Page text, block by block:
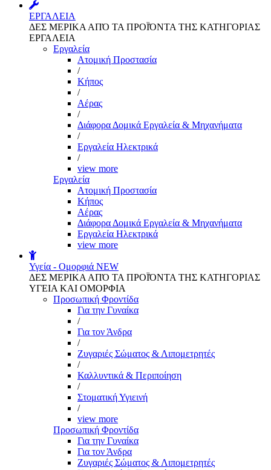
ΕΡΓΑΛΕΙΑ
ΔΕΣ ΜΕΡΙΚΑ ΑΠΌ ΤΑ ΠΡΟΪΌΝΤΑ ΤΗΣ ΚΑΤΗΓΟΡΙΑΣ
ΕΡΓΑΛΕΙΑ
Εργαλεία
Aτομική Προστασία
/
Kήπος
/
Αέρας
/
Διάφορα Δομικά Εργαλεία & Μηχανήματα
/
Εργαλεία Ηλεκτρικά
/
view more
Εργαλεία
Aτομική Προστασία
Kήπος
Αέρας
Διάφορα Δομικά Εργαλεία & Μηχανήματα
Εργαλεία Ηλεκτρικά
view more
Υγεία - Ομορφιά NEW
ΔΕΣ ΜΕΡΙΚΑ ΑΠΌ ΤΑ ΠΡΟΪΌΝΤΑ ΤΗΣ ΚΑΤΗΓΟΡΙΑΣ
ΥΓΕΙΑ ΚΑΙ ΟΜΟΡΦΙΑ
Προσωπική Φροντίδα
Για την Γυναίκα
/
Για τον Άνδρα
/
Ζυγαριές Σώματος & Λιπομετρητές
/
Καλλυντικά & Περιποίηση
/
Στοματική Υγιεινή
/
view more
Προσωπική Φροντίδα
Για την Γυναίκα
Για τον Άνδρα
Ζυγαριές Σώματος & Λιπομετρητές